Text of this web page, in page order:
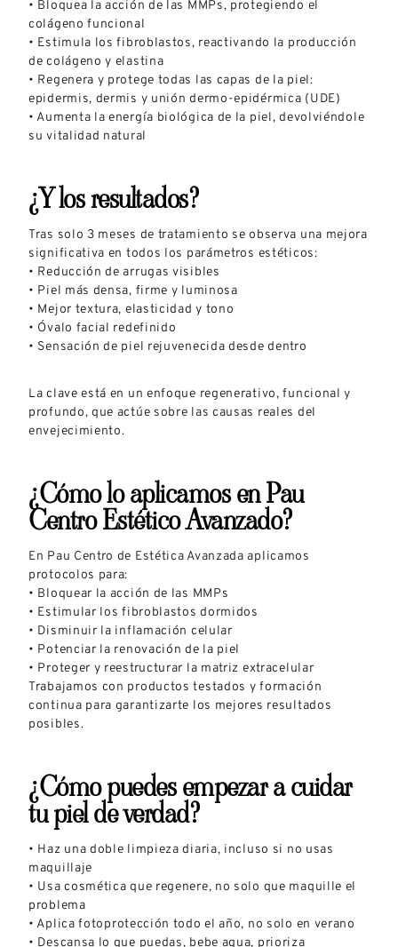
• Bloquea la acción de las MMPs, protegiendo el
colágeno funcional
• Estimula los fibroblastos, reactivando la producción
de colágeno y elastina
• Regenera y protege todas las capas de la piel:
epidermis, dermis y unión dermo-epidérmica (UDE)
• Aumenta la energía biológica de la piel, devolviéndole
su vitalidad natural
¿Y los resultados?
Tras solo 3 meses de tratamiento se observa una mejora
significativa en todos los parámetros estéticos:
• Reducción de arrugas visibles
• Piel más densa, firme y luminosa
• Mejor textura, elasticidad y tono
• Óvalo facial redefinido
• Sensación de piel rejuvenecida desde dentro
La clave está en un enfoque regenerativo, funcional y
profundo, que actúe sobre las causas reales del
envejecimiento.
¿Cómo lo aplicamos en Pau
Centro Estético Avanzado?
En Pau Centro de Estética Avanzada aplicamos
protocolos para:
• Bloquear la acción de las MMPs
• Estimular los fibroblastos dormidos
• Disminuir la inflamación celular
• Potenciar la renovación de la piel
• Proteger y reestructurar la matriz extracelular
Trabajamos con productos testados y formación
continua para garantizarte los mejores resultados
posibles.
¿Cómo puedes empezar a cuidar
tu piel de verdad?
• Haz una doble limpieza diaria, incluso si no usas
maquillaje
• Usa cosmética que regenere, no solo que maquille el
problema
• Aplica fotoprotección todo el año, no solo en verano
• Descansa lo que puedas, bebe agua, prioriza